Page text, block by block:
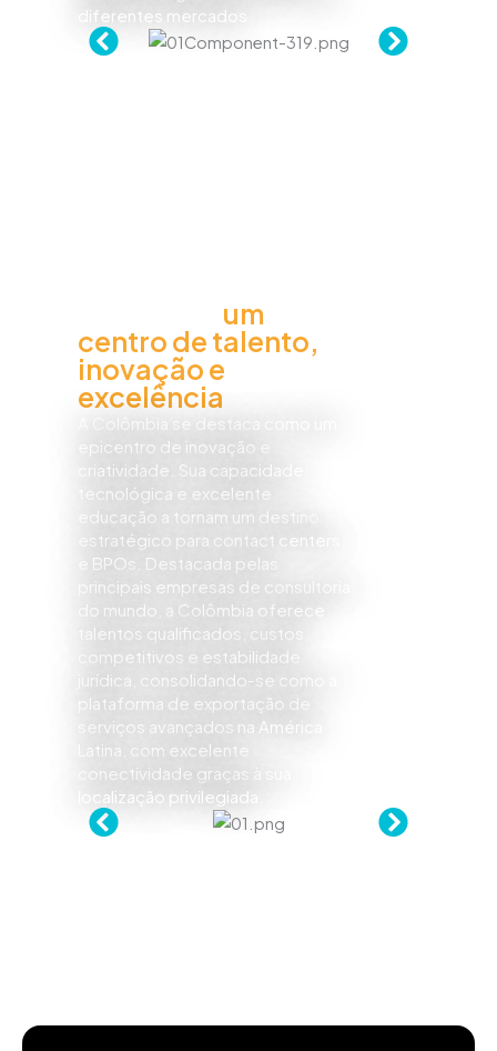
diferentes mercados.
um
centro de talento,
inovação e
excelência
epicentro de inovação e
criatividade. Sua capacidade
tecnológica e excelente
educação a tornam um destino
estratégico para contact centers
e BPOs. Destacada pelas
principais empresas de consultoria
do mundo, a Colômbia oferece
talentos qualificados, custos
competitivos e estabilidade
jurídica, consolidando-se como a
plataforma de exportação de
serviços avançados na América
Latina, com excelente
conectividade graças à sua
localização privilegiada.